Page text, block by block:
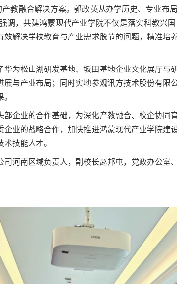
教融合解决方案。郭改英从办学历史、专业布
调，共建鸿蒙现代产业学院不仅是落实科教兴
解决学校教育与产业需求脱节的问题，精准培
华为松山湖研发基地、坂田基地企业文化展厅与
与产业布局；同时实地参观讯方技术股份有限
部企业的合作基础，为深化产教融合、校企协同
业的战略合作，加快推进鸿蒙现代产业学院建
技能人才。
河南区域负责人，副校长赵邦屯，党政办公室